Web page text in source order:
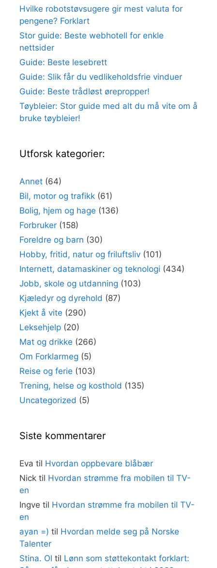
Hvilke robotstøvsugere gir mest valuta for
pengene? Forklart
Stor guide: Beste webhotell for enkle
nettsider
Guide: Beste lesebrett
Guide: Slik får du vedlikeholdsfrie vinduer
Guide: Beste trådløst ørepropper!
Tøybleier: Stor guide med alt du må vite om å
bruke tøybleier!
Utforsk kategorier:
Annet (64)
Bil, motor og trafikk (61)
Bolig, hjem og hage (136)
Forbruker (158)
Foreldre og barn (30)
Hobby, fritid, natur og friluftsliv (101)
Internett, datamaskiner og teknologi (434)
Jobb, skole og utdanning (103)
Kjæledyr og dyrehold (87)
Kjekt å vite (290)
Leksehjelp (20)
Mat og drikke (266)
Om Forklarmeg (5)
Reise og ferie (103)
Trening, helse og kosthold (135)
Uncategorized (5)
Siste kommentarer
Eva til Hvordan oppbevare blåbær
Nick til Hvordan strømme fra mobilen til TV-
en
Ingve til Hvordan strømme fra mobilen til TV-
en
ayan =) til Hvordan melde seg på Norske
Talenter
Stina. Ol til Lønn som støttekontakt forklart: